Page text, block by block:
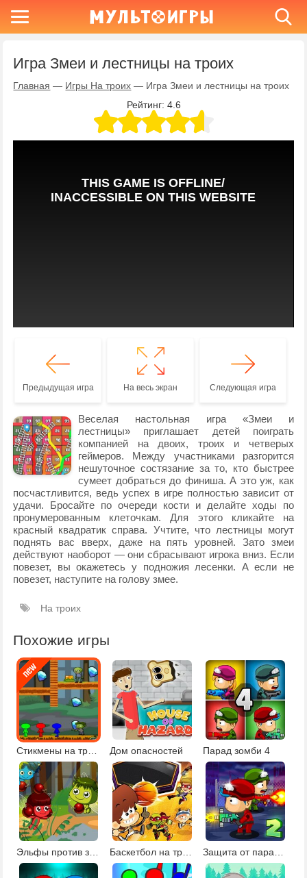
Игра Змеи и лестницы на троих
Главная — Игры На троих — Игра Змеи и лестницы на троих
Рейтинг: 4.6
Предыдущая игра На весь экран Следующая игра
Веселая настольная игра «Змеи и
лестницы» приглашает детей поиграть
компанией на двоих, троих и четверых
геймеров. Между участниками разгорится
нешуточное состязание за то, кто быстрее
сумеет добраться до финиша. А это уж, как
посчастливится, ведь успех в игре полностью зависит от
удачи. Бросайте по очереди кости и делайте ходы по
пронумерованным клеточкам. Для этого кликайте на
красный квадратик справа. Учтите, что лестницы могут
поднять вас вверх, даже на пять уровней. Зато змеи
действуют наоборот — они сбрасывают игрока вниз. Если
повезет, вы окажетесь у подножия лесенки. А если не
повезет, наступите на голову змее.
На троих
Похожие игры
Стикмены на троих Дом опасностей Парад зомби 4
Эльфы против зомби Баскетбол на троих